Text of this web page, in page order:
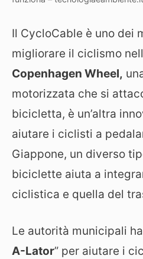
Il CycloCable è uno dei
migliorare il ciclismo
Copenhagen Wheel,
motorizzata che si
bicicletta, è un’altra
aiutare i ciclisti a
Giappone, un diverso
biciclette aiuta a
ciclistica e quella del
Le autorità municipali
A-Lator” per aiutare i